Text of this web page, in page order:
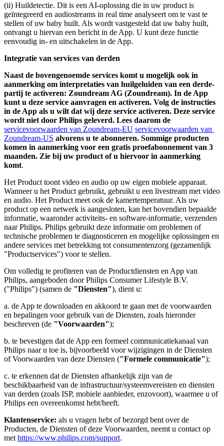
(ii) Huildetectie. Dit is een AI-oplossing die in uw product is
geïntegreerd en audiostreams in real time analyseert om te vast te
stellen of uw baby huilt. Als wordt vastgesteld dat uw baby huilt,
ontvangt u hiervan een bericht in de App. U kunt deze functie
eenvoudig in- en uitschakelen in de App.
Integratie van services van derden
Naast de bovengenoemde services komt u mogelijk ook in
aanmerking om interpretaties van huilgeluiden van een derde-
partij te activeren: Zoundream AG (Zoundream). In de App
kunt u deze service aanvragen en activeren. Volg de instructies
in de App als u wilt dat wij deze service activeren. Deze service
servicevoorwaarden van Zoundream-EU servicevoorwaarden van
Zoundream-US alvorens u te abonneren. Sommige producten
komen in aanmerking voor een gratis proefabonnement van 3
maanden. Zie bij uw product of u hiervoor in aanmerking
komt.
Het Product toont video en audio op uw eigen mobiele apparaat.
Wanneer u het Product gebruikt, gebruikt u een livestream met video
en audio. Het Product meet ook de kamertemperatuur. Als uw
product op een netwerk is aangesloten, kan het bovendien bepaalde
informatie, waaronder activiteits- en software-informatie, verzenden
naar Philips. Philips gebruikt deze informatie om problemen of
technische problemen te diagnosticeren en mogelijke oplossingen en
andere services met betrekking tot consumentenzorg (gezamenlijk
"Productservices") voor te stellen.
Om volledig te profiteren van de Productdiensten en App van
Philips, aangeboden door Philips Consumer Lifestyle B.V.
("Philips") (samen de "Diensten"), dient u:
a. de App te downloaden en akkoord te gaan met de voorwaarden
en bepalingen voor gebruik van de Diensten, zoals hieronder
beschreven (de "Voorwaarden");
b. te bevestigen dat de App een formeel communicatiekanaal van
Philips naar u toe is, bijvoorbeeld voor wijzigingen in de Diensten
of Voorwaarden van deze Diensten ("Formele communicatie");
c. te erkennen dat de Diensten afhankelijk zijn van de
beschikbaarheid van de infrastructuur/systeemvereisten en diensten
van derden (zoals ISP, mobiele aanbieder, enzovoort), waarmee u of
Philips een overeenkomst hebt/heeft.
Klantenservice: als u vragen hebt of bezorgd bent over de
Producten, de Diensten of deze Voorwaarden, neemt u contact op
met https://www.philips.com/support.